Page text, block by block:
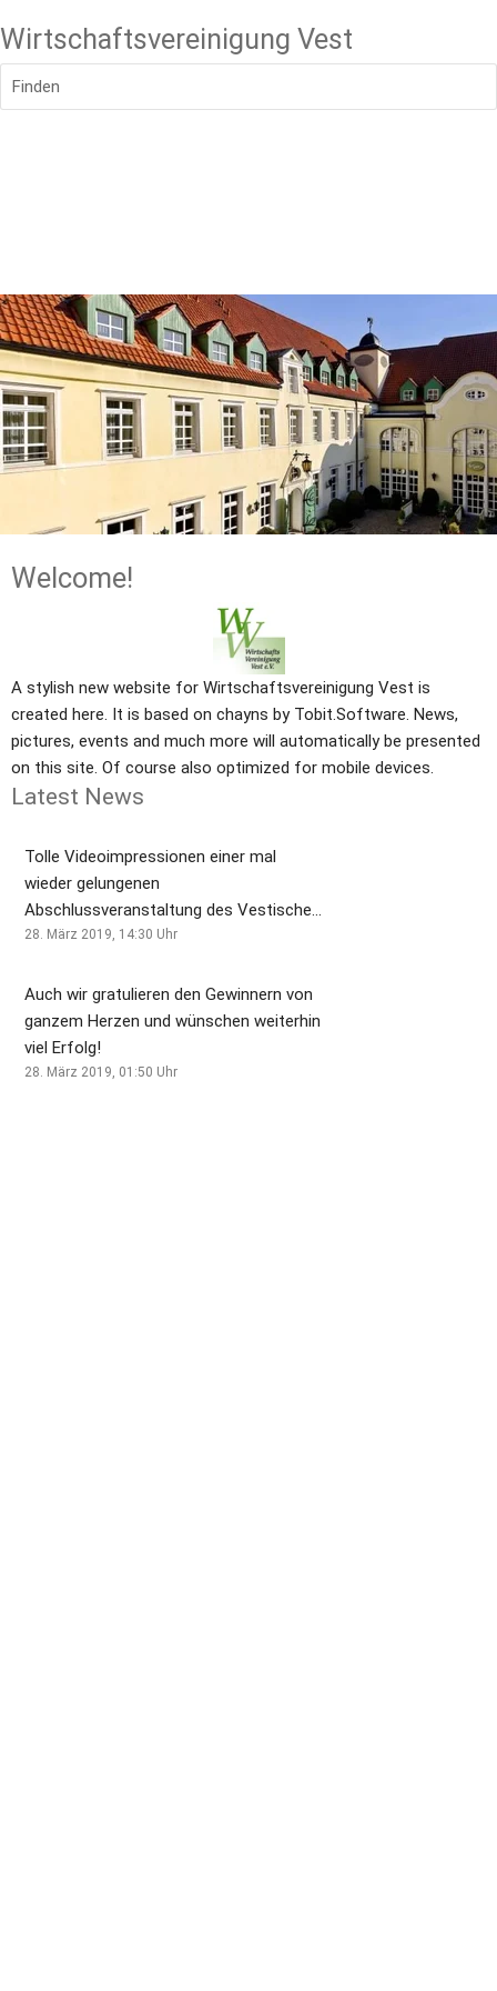
Wirtschaftsvereinigung Vest
Finden
Welcome!
A stylish new website for Wirtschaftsvereinigung Vest is
created here. It is based on chayns by Tobit.Software. News,
pictures, events and much more will automatically be presented
on this site. Of course also optimized for mobile devices.
Latest News
Tolle Videoimpressionen einer mal
wieder gelungenen
Abschlussveranstaltung des Vestischer
Unternehmenspreis 2019.
28. März 2019, 14:30 Uhr
Auch wir gratulieren den Gewinnern von
ganzem Herzen und wünschen weiterhin
viel Erfolg!
28. März 2019, 01:50 Uhr